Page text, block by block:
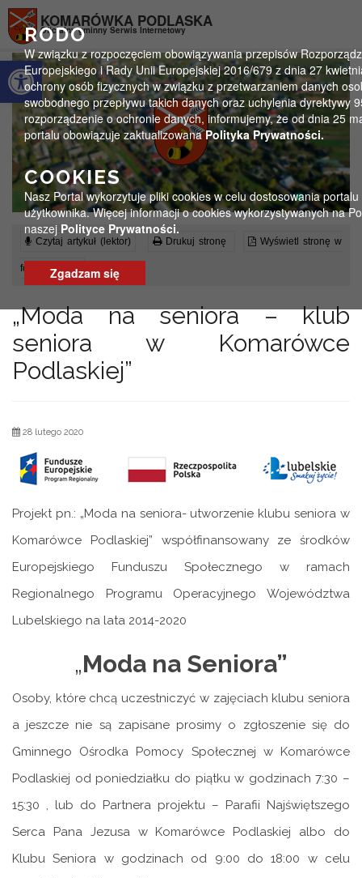
Otwórz pasek narzędzi
KOMARÓWKA PODLASKA
Oficjalny gminny Serwis Internetowy
Czytaj artykuł (lektor) Drukuj stronę Wyświetl stronę w
formacie PDF
„Moda na seniora – klub
seniora w Komarówce
Podlaskiej”
28 lutego 2020
Projekt pn.: „Moda na seniora- utworzenie klubu seniora w
Komarówce Podlaskiej” współfinansowany ze środków
Europejskiego Funduszu Społecznego w ramach
Regionalnego Programu Operacyjnego Województwa
Lubelskiego na lata 2014-2020
„Moda na Seniora”
Osoby, które chcą uczestniczyć w zajęciach klubu seniora
a jeszcze nie są zapisane prosimy o zgłoszenie się do
Gminnego Ośrodka Pomocy Społecznej w Komarówce
Podlaskiej od poniedziałku do piątku w godzinach 7:30 –
15:30 , lub do Partnera projektu – Parafii Najświętszego
Serca Pana Jezusa w Komarówce Podlaskiej albo do
Klubu Seniora w godzinach od 9:00 do 18:00 w celu
RODO
W związku z rozpoczęciem obowiązywania przepisów
Europejskiego i Rady Unii Europejskiej 2016/679 z dnia 27
ochrony osób fizycznych w związku z przetwarzaniem danych
swobodnego przepływu takich danych oraz uchylenia dyrektywy
rozporządzenie o ochronie danych, informujemy, że od dnia 25
portalu obowiązuje zaktualizowanaPolityka Prywatności.
COOKIES
Nasz Portal wykorzytuje pliki cookies w celu dostosowania
użytkownika. Więcej informacji o cookies wykorzystywanych na
naszej Polityce Prywatności.
Zgadzam się